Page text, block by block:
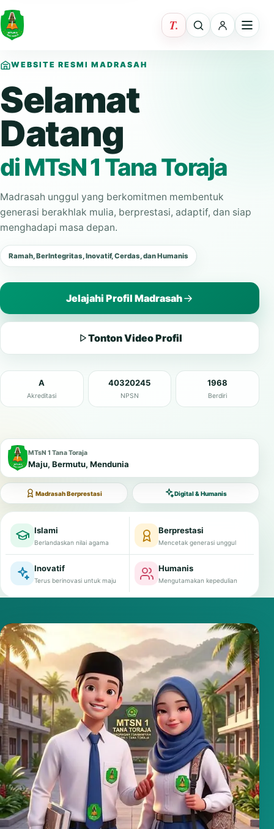
WEBSITE RESMI MADRASAH
Selamat
Datang
di MTsN 1 Tana Toraja
Madrasah unggul yang berkomitmen membentuk
generasi berakhlak mulia, berprestasi, adaptif, dan siap
menghadapi masa depan.
Ramah, BerIntegritas, Inovatif, Cerdas, dan Humanis
Jelajahi Profil Madrasah
Tonton Video Profil
A
Akreditasi
40320245
NPSN
1968
Berdiri
MTsN 1 Tana Toraja
Maju, Bermutu, Mendunia
Madrasah Berprestasi Digital & Humanis
Islami
Berlandaskan nilai agama
Berprestasi
Mencetak generasi unggul
Inovatif
Terus berinovasi untuk maju
Humanis
Mengutamakan kepedulian